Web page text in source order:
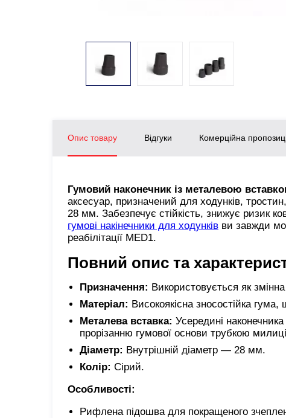
Опис товару Відгуки Комерційна
Гумовий наконечник із металевою
аксесуар, призначений для ходунків,
28 мм. Забезпечує стійкість, знижує ризик
гумові накінечники для ходунків ви завжди
реабілітації MED1.
Повний опис та
Призначення: Використовується як
Матеріал: Високоякісна зносостійка
Металева вставка: Усередині
прорізанню гумової основи трубкою
Діаметр: Внутрішній діаметр — 28 мм.
Колір: Сірий.
Особливості:
Рифлена підошва для покращеного